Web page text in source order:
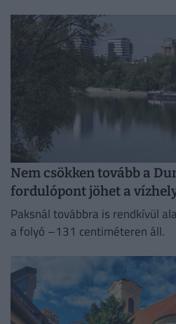
Nem csökken tovább a
fordulópont jöhet a
Paksnál továbbra is rendkívül
a folyó –131 centiméteren áll.